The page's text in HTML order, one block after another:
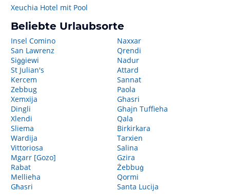
Xeuchia Hotel mit Pool
Beliebte Urlaubsorte
Insel Comino
San Lawrenz
Siġġiewi
St Julian's
Kercem
Zebbug
Xemxija
Dingli
Xlendi
Sliema
Wardija
Vittoriosa
Mgarr [Gozo]
Rabat
Mellieha
Għasri
Naxxar
Qrendi
Nadur
Attard
Sannat
Paola
Ghasri
Ghajn Tuffieha
Qala
Birkirkara
Tarxien
Salina
Gzira
Żebbuġ
Qormi
Santa Lucija